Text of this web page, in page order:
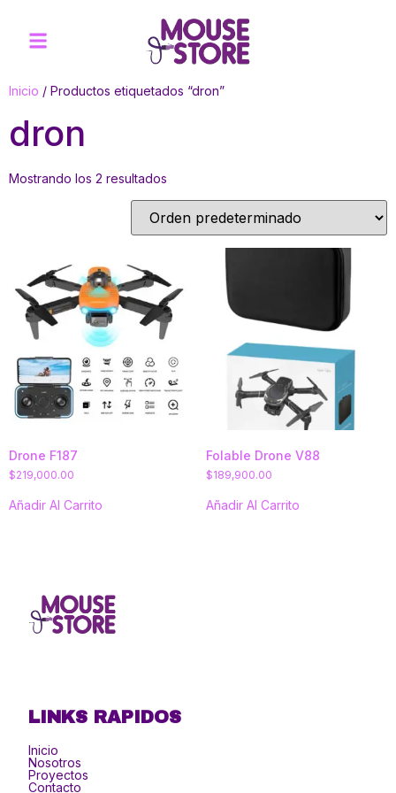
Inicio / Productos etiquetados “dron”
dron
Mostrando los 2 resultados
Drone F187
$219,000.00
Añadir Al Carrito
Folable Drone V88
$189,900.00
Añadir Al Carrito
LINKS RAPIDOS
Inicio
Nosotros
Proyectos
Contacto